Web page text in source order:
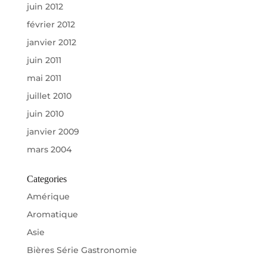
juin 2012
février 2012
janvier 2012
juin 2011
mai 2011
juillet 2010
juin 2010
janvier 2009
mars 2004
Categories
Amérique
Aromatique
Asie
Bières Série Gastronomie